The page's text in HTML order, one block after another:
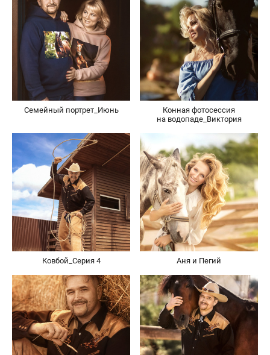
Семейный портрет_Июнь
Конная фотосессия
на водопаде_Виктория
Ковбой_Серия 4 Аня и Пегий